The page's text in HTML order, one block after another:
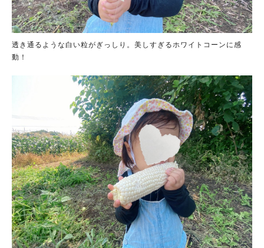
透き通るような白い粒がぎっしり。美しすぎるホワイトコーンに感
動！